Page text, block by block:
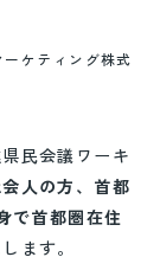
ケティング株式
民会議ワーキ
人の方、首都
で首都圏在住
ます。